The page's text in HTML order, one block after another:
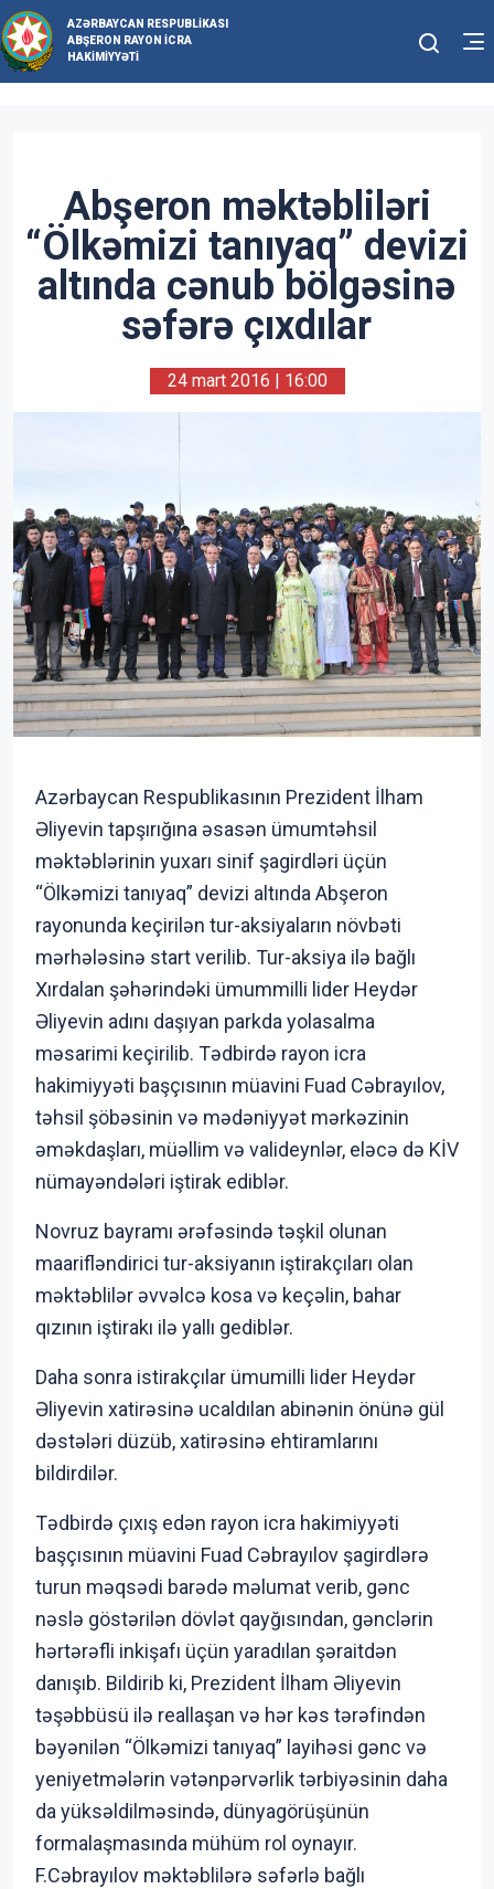
AZƏRBAYCAN RESPUBLIKASI
ABŞERON RAYON İCRA
HAKIMIYYƏTI
Abşeron məktəbliləri
“Ölkəmizi tanıyaq” devizi
altında cənub bölgəsinə
səfərə çıxdılar
24 mart 2016 | 16:00
Azərbaycan Respublikasının Prezident İlham
Əliyevin tapşırığına əsasən ümumtəhsil
məktəblərinin yuxarı sinif şagirdləri üçün
“Ölkəmizi tanıyaq” devizi altında Abşeron
rayonunda keçirilən tur-aksiyaların növbəti
mərhələsinə start verilib. Tur-aksiya ilə bağlı
Xırdalan şəhərindəki ümummilli lider Heydər
Əliyevin adını daşıyan parkda yolasalma
məsarimi keçirilib. Tədbirdə rayon icra
hakimiyyəti başçısının müavini Fuad Cəbrayılov,
təhsil şöbəsinin və mədəniyyət mərkəzinin
əməkdaşları, müəllim və valideynlər, eləcə də KİV
nümayəndələri iştirak ediblər.
Novruz bayramı ərəfəsində təşkil olunan
maarifləndirici tur-aksiyanın iştirakçıları olan
məktəblilər əvvəlcə kosa və keçəlin, bahar
qızının iştirakı ilə yallı gediblər.
Daha sonra istirakçılar ümumilli lider Heydər
Əliyevin xatirəsinə ucaldılan abinənin önünə gül
dəstələri düzüb, xatirəsinə ehtiramlarını
bildirdilər.
Tədbirdə çıxış edən rayon icra hakimiyyəti
başçısının müavini Fuad Cəbrayılov şagirdlərə
turun məqsədi barədə məlumat verib, gənc
nəslə göstərilən dövlət qayğısından, gənclərin
hərtərəfli inkişafı üçün yaradılan şəraitdən
danışıb. Bildirib ki, Prezident İlham Əliyevin
təşəbbüsü ilə reallaşan və hər kəs tərəfindən
bəyənilən “Ölkəmizi tanıyaq” layihəsi gənc və
yeniyetmələrin vətənpərvərlik tərbiyəsinin daha
da yüksəldilməsində, dünyagörüşünün
formalaşmasında mühüm rol oynayır.
F.Cəbrayılov məktəblilərə səfərlə bağlı